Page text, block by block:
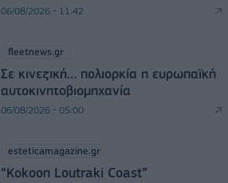
06/08/2026 - 11:42
fleetnews.gr
Σε κινεζική… πολιορκία η ευρωπαϊκή
αυτοκινητοβιομηχανία
06/08/2026 - 05:00
esteticamagazine.gr
“Kokoon Loutraki Coast”